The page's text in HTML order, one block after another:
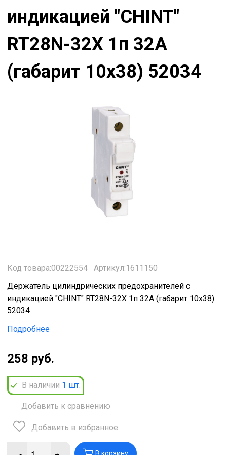
индикацией "CHINT"
RT28N-32X 1п 32А
(габарит 10х38) 52034
Код товара:00222554
Артикул:1611150
Держатель цилиндрических предохранителей с
индикацией "CHINT" RT28N-32X 1п 32А (габарит 10х38)
52034
Подробнее
258 руб.
В наличии 1 шт.
Добавить к сравнению
Добавить в избранное